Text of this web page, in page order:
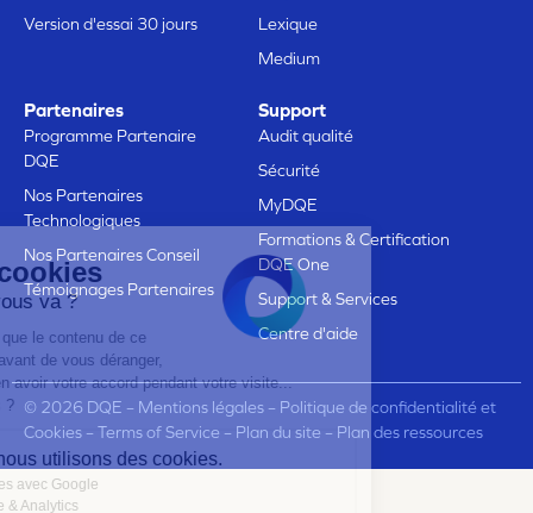
Voici nos cookies
Est ce que ça vous va ?
On voulait être sûrs que le contenu de ce
site vous intéresse avant de vous déranger,
mais on aimerait bien avoir votre accord pendant votre visite...
C'est OK pour vous ?
Voici pourquoi nous utilisons des cookies.
Partage de données avec Google
Mesure d'audience & Analytics
Version d'essai 30 jours
Lexique
Medium
Partenaires
Programme Partenaire
DQE
Nos Partenaires
Technologiques
Nos Partenaires Conseil
Témoignages Partenaires
Support
Audit qualité
Sécurité
MyDQE
Formations & Certification
DQE One
Support & Services
Centre d'aide
© 2026 DQE – Mentions légales – Politique de confidentialité et
Cookies– Terms of Service – Plan du site – Plan des ressources